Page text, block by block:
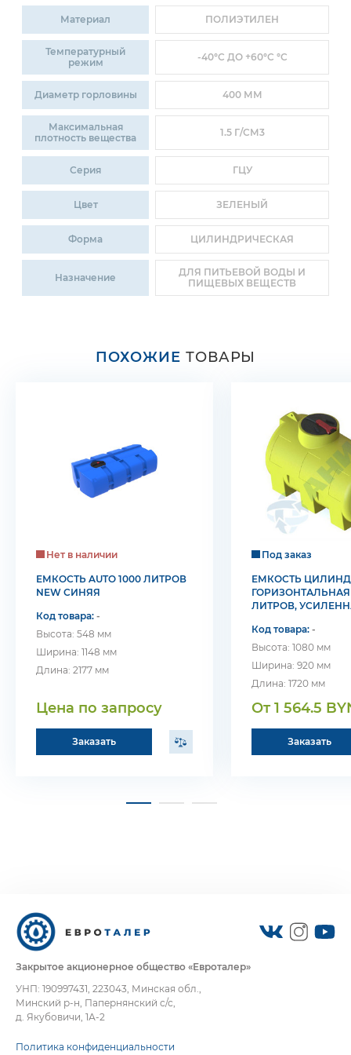
Материал ПОЛИЭТИЛЕН
Температурный
режим
-40°C ДО +60°C °C
Диаметр горловины 400 ММ
Максимальная
плотность вещества
1.5 Г/СМ3
Серия ГЦУ
Цвет ЗЕЛЕНЫЙ
Форма ЦИЛИНДРИЧЕСКАЯ
Назначение
ДЛЯ ПИТЬЕВОЙ ВОДЫ И
ПИЩЕВЫХ ВЕЩЕСТВ
ПОХОЖИЕ ТОВАРЫ
Нет в наличии
ЕМКОСТЬ AUTO 1000 ЛИТРОВ
NEW СИНЯЯ
Код товара:-
Высота: 548 мм
Ширина: 1148 мм
Длина: 2177 мм
Цена по запросу
Заказать
Под заказ
ЕМКОСТЬ
ГОРИЗОНТАЛЬНАЯ
ЛИТРОВ,
ДО 1,6 Г/СМ3)
Код товара:-
Высота: 1080 мм
Ширина: 920 мм
Длина: 1720 мм
От 1 564.5
Заказать
Закрытое акционерное общество «Евроталер»
УНП: 190997431, 223043, Минская обл.,
Минский р-н, Папернянский с/с,
д. Якубовичи, 1А-2
Политика конфиденциальности